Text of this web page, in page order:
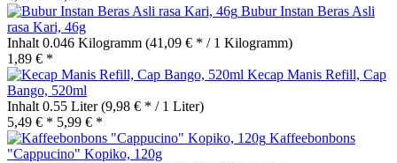
Bubur Instan Beras Asli
rasa Kari, 46g
Inhalt 0.046 Kilogramm (41,09 € * / 1 Kilogramm)
1,89 € *
Kecap Manis Refill, Cap
Bango, 520ml
Inhalt 0.55 Liter(9,98 € * / 1 Liter)
5,49 € * 5,99 € *
Kaffeebonbons
"Cappucino" Kopiko, 120g